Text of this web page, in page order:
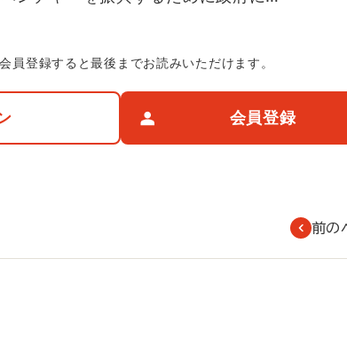
会員登録すると最後までお読みいただけます。
会員登録
前の